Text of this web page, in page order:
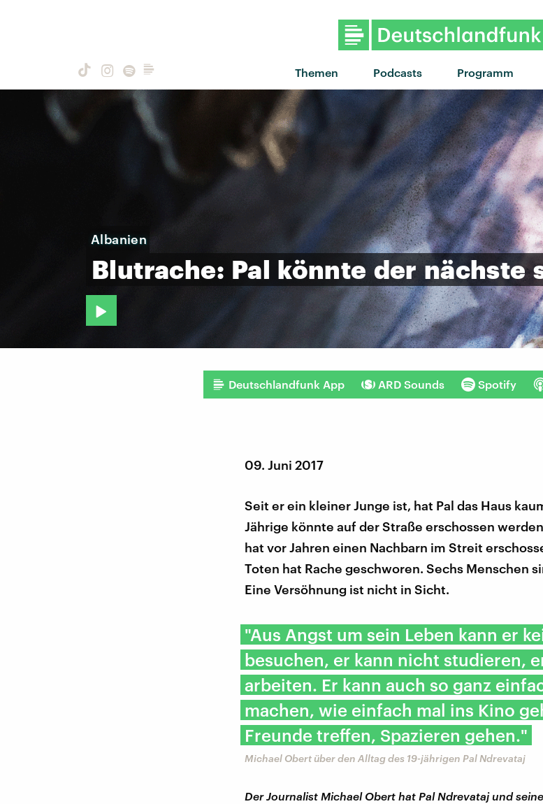
Themen Podcasts Programm
Albanien
Blutrache: Pal könnte der nächste
Deutschlandfunk App ARD Sounds Spotify
09. Juni 2017
Seit er ein kleiner Junge ist, hat Pal das Haus
Jährige könnte auf der Straße erschossen
hat vor Jahren einen Nachbarn im Streit
Toten hat Rache geschworen. Sechs Menschen
Eine Versöhnung ist nicht in Sicht.
"Aus Angst um sein Leben kann er
besuchen, er kann nicht studieren,
arbeiten. Er kann auch so ganz
machen, wie einfach mal ins Kino
Freunde treffen, Spazieren gehen."
Michael Obert über den Alltag des 19-jährigen Pal Ndrevataj
Der Journalist Michael Obert hat Pal Ndrevataj und